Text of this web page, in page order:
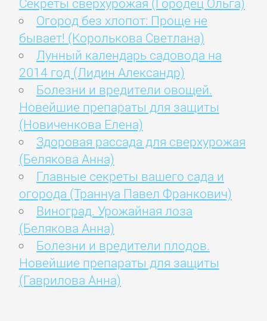
Огород без хлопот: Проще не
бывает! (Королькова Светлана)
Лунный календарь садовода на
2014 год (Лидин Александр)
Болезни и вредители овощей.
Новейшие препараты для защиты
(Новиченкова Елена)
Здоровая рассада для сверхурожая
(Белякова Анна)
Главные секреты вашего сада и
огорода (Траннуа Павел Франкович)
Виноград. Урожайная лоза
(Белякова Анна)
Болезни и вредители плодов.
Новейшие препараты для защиты
(Гаврилова Анна)